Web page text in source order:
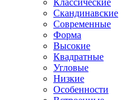
Классические
Скандинавские
Современные
Форма
Высокие
Квадратные
Угловые
Низкие
Особенности